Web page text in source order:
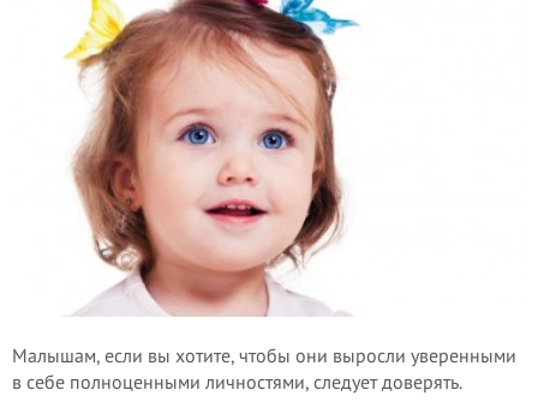
Малышам, если вы хотите, чтобы они выросли уверенными
в себе полноценными личностями, следует доверять.